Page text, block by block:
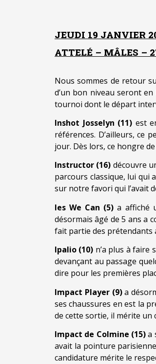
JEUDI 19 JANVIER
ATTELÉ – MÂLES –
Nous sommes de retour
d’un bon niveau seront
tournoi dont le départ
Inshot Josselyn (11) est
références. D’ailleurs, ce
jour. Dès lors, ce hongre
Instructor (16) découvre
parcours classique, lui qui
sur notre favori qui l’avait
Ies We Can (5)a affiché
désormais âgé de 5 ans a
fait partie des prétendants
Ipalio (10) n’a plus à faire
devançant au passage
dire pour les premières
Impact Player (9)a
ses chaussures en est la
de cette sortie, il mérite un
Impact de Colmine (15)a
avait la pointure
candidature mérite le